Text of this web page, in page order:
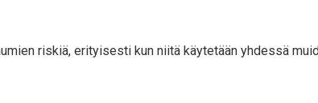
riskiä, erityisesti kun niitä käytetään yhdessä